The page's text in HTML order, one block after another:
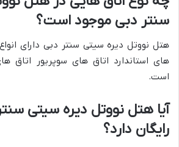
سنتر دبی موجود است؟
هتل نووتل دیره سیتی سنتر دبی دارای
های استاندارد اتاق های سوپریور اتاق
است.
آیا هتل نووتل دیره سیتی
رایگان دارد؟